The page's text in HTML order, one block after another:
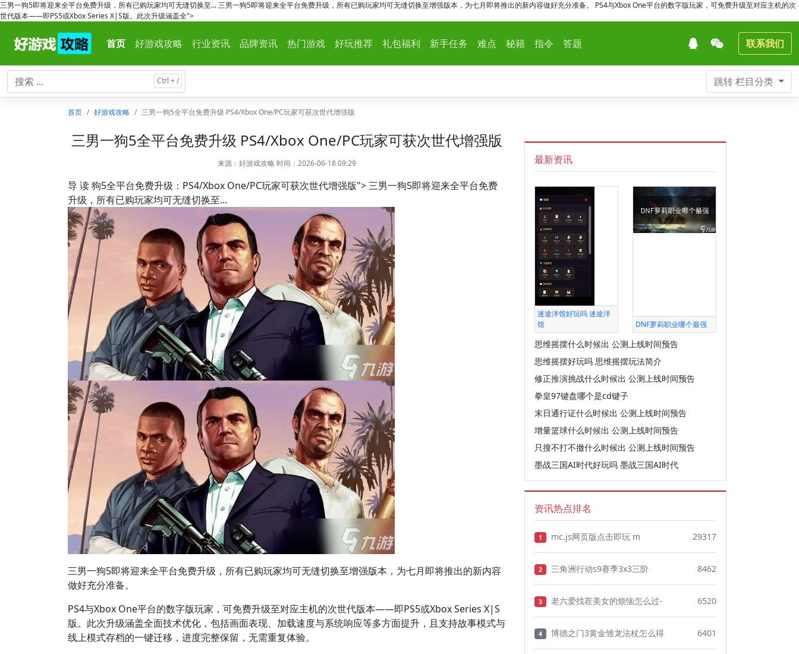
三男一狗5即将迎来全平台免费升级，所有已购玩家均可无缝切换至... 三男一狗5即将迎来全平台免费升级，所有已购玩家均可无缝切换至增强版本，为七月即将推出的新内容做好充分准备。 PS4与Xbox One平台的数字版玩家，可免费升级至对应主机的次
世代版本——即PS5或Xbox Series X|S版。此次升级涵盖全">
首页 好游戏攻略 行业资讯 品牌资讯 热门游戏 好玩推荐 礼包福利 新手任务 难点 秘籍 指令 答题 联系我们
跳转栏目分类
首页 好游戏攻略 三男一狗5全平台免费升级 PS4/Xbox One/PC玩家可获次世代增强版
三男一狗5全平台免费升级 PS4/Xbox One/PC玩家可获次世代增强版
来源： 好游戏攻略时间：2026-06-18 09:29
导 读 狗5全平台免费升级：PS4/Xbox One/PC玩家可获次世代增强版"> 三男一狗5即将迎来全平台免费
升级，所有已购玩家均可无缝切换至...
三男一狗5即将迎来全平台免费升级，所有已购玩家均可无缝切换至增强版本，为七月即将推出的新内容
做好充分准备。
PS4与Xbox One平台的数字版玩家，可免费升级至对应主机的次世代版本——即PS5或Xbox Series X|S
版。此次升级涵盖全面技术优化，包括画面表现、加载速度与系统响应等多方面提升，且支持故事模式与
线上模式存档的一键迁移，进度完整保留，无需重复体验。
最新资讯
迷途洋馆好玩吗 迷途洋
馆
DNF萝莉职业哪个最强
思维摇摆什么时候出 公测上线时间预告
思维摇摆好玩吗 思维摇摆玩法简介
修正推演挑战什么时候出 公测上线时间预告
拳皇97键盘哪个是cd键子
末日通行证什么时候出 公测上线时间预告
增量篮球什么时候出 公测上线时间预告
只搜不打不撤什么时候出 公测上线时间预告
墨战三国AI时代好玩吗 墨战三国AI时代
资讯热点排名
1 mc.js网页版点击即玩 m 29317
2 三角洲行动s9赛季3x3三阶 8462
3 老六爱找茬美女的烦恼怎么过- 6520
4 博德之门3黄金雏龙法杖怎么得 6401